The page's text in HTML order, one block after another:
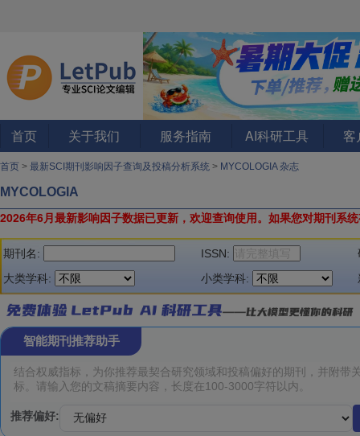
首页 关于我们 服务指南 AI科研工具 客
首页 > 最新SCI期刊影响因子查询及投稿分析系统 > MYCOLOGIA 杂志
MYCOLOGIA
2026年6月最新影响因子数据已更新，欢迎查询使用。 如果您对期刊系
期刊名: ISSN:
大类学科:
小类学科:
智能期刊推荐助手
推荐偏好: